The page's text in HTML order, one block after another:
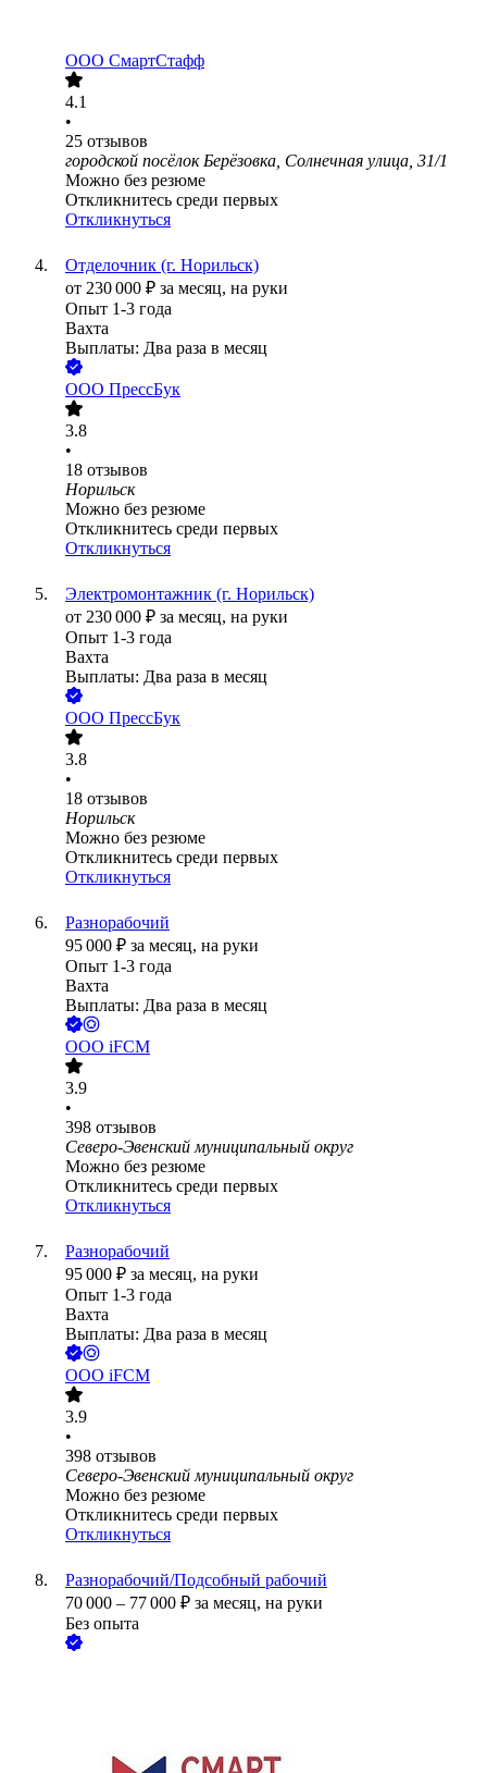
ООО СмартСтафф
4.1
•
25 отзывов
городской посёлок Берёзовка, Солнечная улица, 31/1
Можно без резюме
Откликнитесь среди первых
Откликнуться
Отделочник (г. Норильск)
от 230 000 ₽ за месяц, на руки
Опыт 1-3 года
Вахта
Выплаты: Два раза в месяц
ООО ПрессБук
3.8
•
18 отзывов
Норильск
Можно без резюме
Откликнитесь среди первых
Откликнуться
Электромонтажник (г. Норильск)
от 230 000 ₽ за месяц, на руки
Опыт 1-3 года
Вахта
Выплаты: Два раза в месяц
ООО ПрессБук
3.8
•
18 отзывов
Норильск
Можно без резюме
Откликнитесь среди первых
Откликнуться
Разнорабочий
95 000 ₽ за месяц, на руки
Опыт 1-3 года
Вахта
Выплаты: Два раза в месяц
ООО iFCM
3.9
•
398 отзывов
Северо-Эвенский муниципальный округ
Можно без резюме
Откликнитесь среди первых
Откликнуться
Разнорабочий
95 000 ₽ за месяц, на руки
Опыт 1-3 года
Вахта
Выплаты: Два раза в месяц
ООО iFCM
3.9
•
398 отзывов
Северо-Эвенский муниципальный округ
Можно без резюме
Откликнитесь среди первых
Откликнуться
Разнорабочий/Подсобный рабочий
70 000 – 77 000 ₽ за месяц, на руки
Без опыта